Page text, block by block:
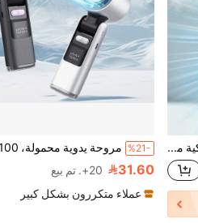
PinkSings مروحة برجية ذكية مطورة، استخدام مزدوج عبر USB والقابس، بطارية بسعة كبيرة، خزان مياه بسعة كبيرة، ترطيب بالرذاذ البارد جداً، صامتة، مؤقت، كشف درجة الحرارة، وظيفة الساعة، شاشة لمس LCD %21-
31.60 20+. تم بيع
عملاء متكررون بشكل كبير